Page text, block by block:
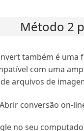
Método 2
também é
com uma
arquivos de
Abrir conversão on-
no seu